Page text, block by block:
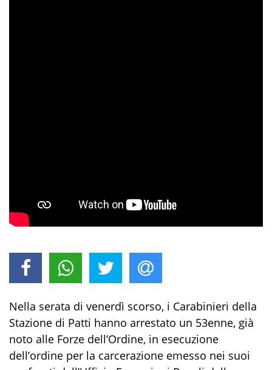
Nella serata di venerdì scorso, i Carabinieri della
Stazione di Patti hanno arrestato un 53enne, già
noto alle Forze dell’Ordine, in esecuzione
dell’ordine per la carcerazione emesso nei suoi